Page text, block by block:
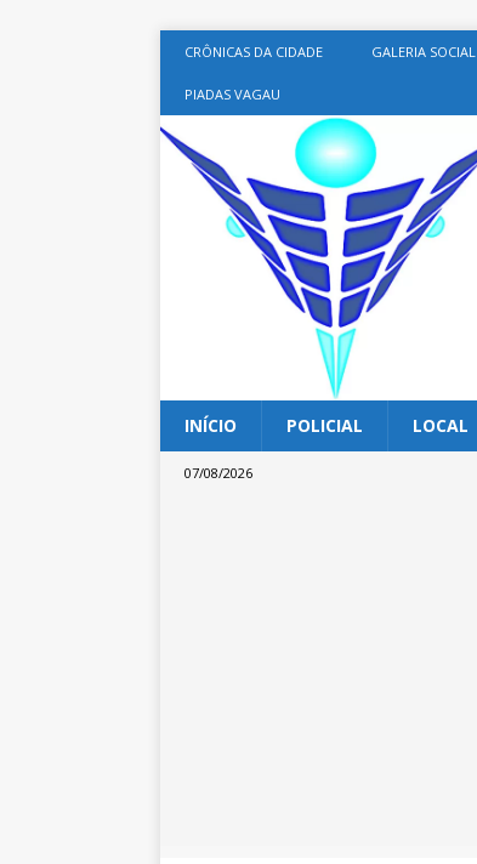
CRÔNICAS DA CIDADE GALERIA SOCIAL
PIADAS VAGAU
INÍCIO POLICIAL LOCAL
07/08/2026